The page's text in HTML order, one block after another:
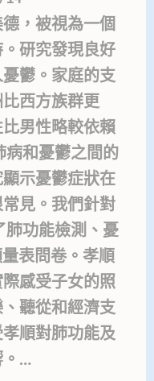
，被視為一個
研究發現良好
鬱。家庭的支
西方族群更
男性略較依賴
病和憂鬱之間的
示憂鬱症狀在
見。我們針對
肺功能檢測、憂
表問卷。孝順
感受子女的照
聽從和經濟支
順對肺功能及
。…